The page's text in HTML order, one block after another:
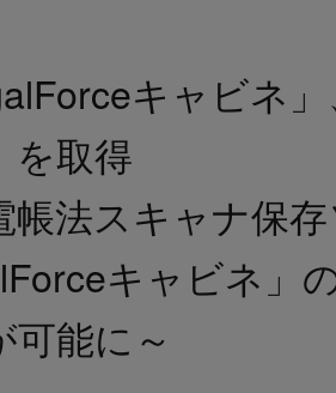
キャビネ
を取得
帳法スキャナ保
キャビネ」
能に～